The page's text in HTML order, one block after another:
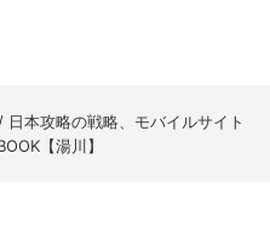
/ 日本攻略の戦略、モバイルサイト
【湯川】